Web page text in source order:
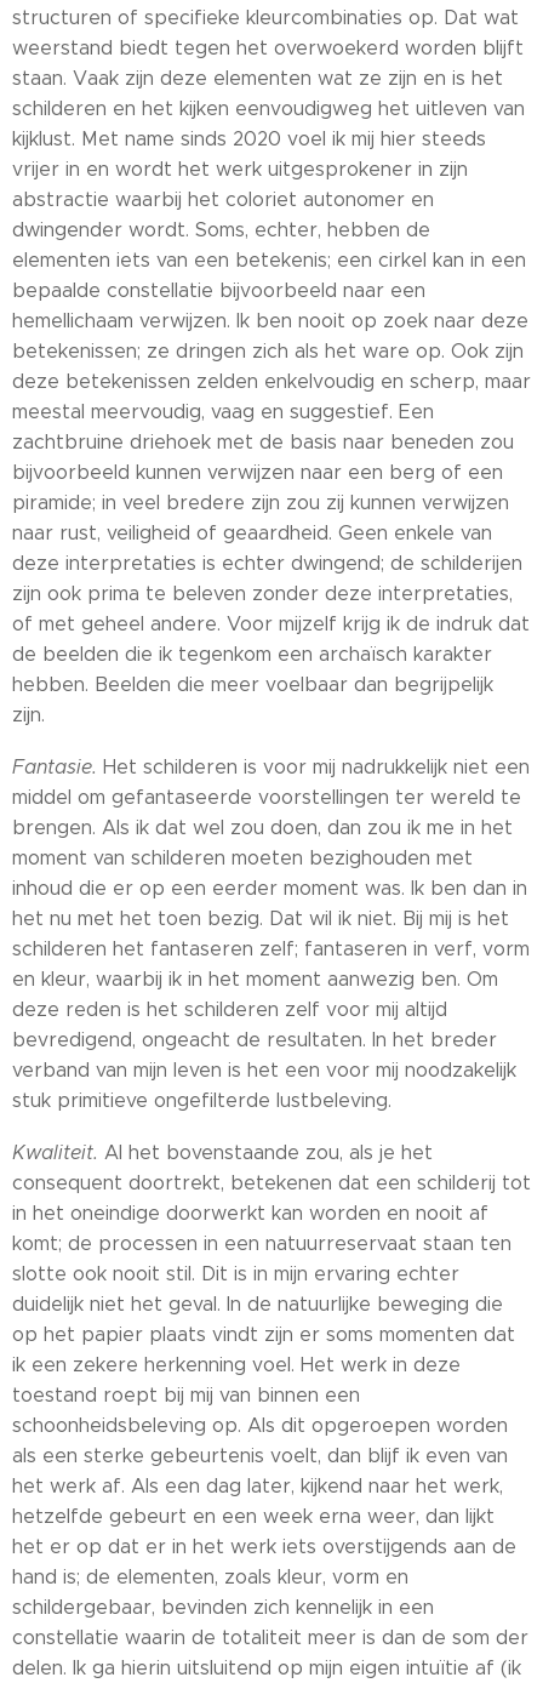
structuren of specifieke kleurcombinaties op. Dat wat
weerstand biedt tegen het overwoekerd worden blijft
staan. Vaak zijn deze elementen wat ze zijn en is het
schilderen en het kijken eenvoudigweg het uitleven van
kijklust. Met name sinds 2020 voel ik mij hier steeds
vrijer in en wordt het werk uitgesprokener in zijn
abstractie waarbij het coloriet autonomer en
dwingender wordt. Soms, echter, hebben de
elementen iets van een betekenis; een cirkel kan in een
bepaalde constellatie bijvoorbeeld naar een
hemellichaam verwijzen. Ik ben nooit op zoek naar deze
betekenissen; ze dringen zich als het ware op. Ook zijn
deze betekenissen zelden enkelvoudig en scherp, maar
meestal meervoudig, vaag en suggestief. Een
zachtbruine driehoek met de basis naar beneden zou
bijvoorbeeld kunnen verwijzen naar een berg of een
piramide; in veel bredere zijn zou zij kunnen verwijzen
naar rust, veiligheid of geaardheid. Geen enkele van
deze interpretaties is echter dwingend; de schilderijen
zijn ook prima te beleven zonder deze interpretaties,
of met geheel andere. Voor mijzelf krijg ik de indruk dat
de beelden die ik tegenkom een archaïsch karakter
hebben. Beelden die meer voelbaar dan begrijpelijk
zijn.
Fantasie. Het schilderen is voor mij nadrukkelijk niet een
middel om gefantaseerde voorstellingen ter wereld te
brengen. Als ik dat wel zou doen, dan zou ik me in het
moment van schilderen moeten bezighouden met
inhoud die er op een eerder moment was. Ik ben dan in
het nu met het toen bezig. Dat wil ik niet. Bij mij is het
schilderen het fantaseren zelf; fantaseren in verf, vorm
en kleur, waarbij ik in het moment aanwezig ben. Om
deze reden is het schilderen zelf voor mij altijd
bevredigend, ongeacht de resultaten. In het breder
verband van mijn leven is het een voor mij noodzakelijk
stuk primitieve ongefilterde lustbeleving.
Kwaliteit. Al het bovenstaande zou, als je het
consequent doortrekt, betekenen dat een schilderij tot
in het oneindige doorwerkt kan worden en nooit af
komt; de processen in een natuurreservaat staan ten
slotte ook nooit stil. Dit is in mijn ervaring echter
duidelijk niet het geval. In de natuurlijke beweging die
op het papier plaats vindt zijn er soms momenten dat
ik een zekere herkenning voel. Het werk in deze
toestand roept bij mij van binnen een
schoonheidsbeleving op. Als dit opgeroepen worden
als een sterke gebeurtenis voelt, dan blijf ik even van
het werk af. Als een dag later, kijkend naar het werk,
hetzelfde gebeurt en een week erna weer, dan lijkt
het er op dat er in het werk iets overstijgends aan de
hand is; de elementen, zoals kleur, vorm en
schildergebaar, bevinden zich kennelijk in een
constellatie waarin de totaliteit meer is dan de som der
delen. Ik ga hierin uitsluitend op mijn eigen intuïtie af (ik